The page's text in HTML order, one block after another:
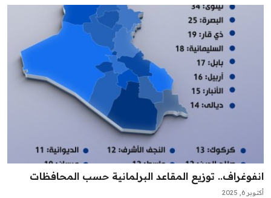
انفوغراف.. توزيع المقاعد البرلمانية حسب المحافظات
أكتوبر 6, 2025